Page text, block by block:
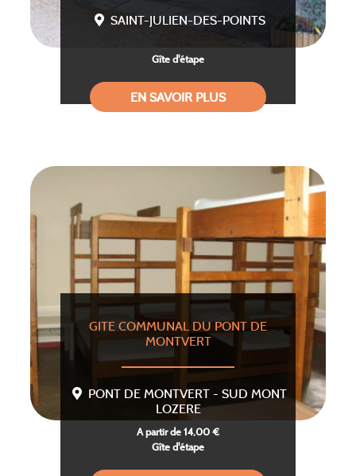
SAINT-JULIEN-DES-POINTS
Gîte d'étape
EN SAVOIR PLUS
GITE COMMUNAL DU PONT DE
MONTVERT
PONT DE MONTVERT - SUD MONT
LOZERE
A partir de 14,00 €
Gîte d'étape